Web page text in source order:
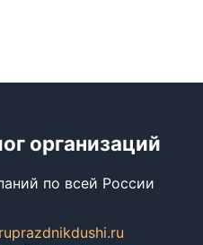
организаций
по всей России
prazdnikdushi.ru